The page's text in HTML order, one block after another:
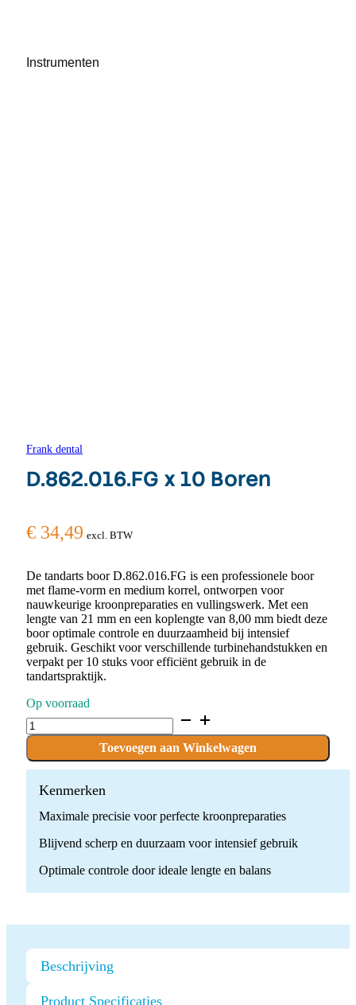
Instrumenten
Frank dental
D.862.016.FG x 10 Boren
€ 34,49 excl. BTW
De tandarts boor D.862.016.FG is een professionele boor
met flame-vorm en medium korrel, ontworpen voor
nauwkeurige kroonpreparaties en vullingswerk. Met een
lengte van 21 mm en een koplengte van 8,00 mm biedt deze
boor optimale controle en duurzaamheid bij intensief
gebruik. Geschikt voor verschillende turbinehandstukken en
verpakt per 10 stuks voor efficiënt gebruik in de
tandartspraktijk.
Op voorraad
D.862.016.FG
x
Boren
quantity
Toevoegen aan Winkelwagen
Kenmerken
Maximale precisie voor perfecte kroonpreparaties
Blijvend scherp en duurzaam voor intensief gebruik
Optimale controle door ideale lengte en balans
Beschrijving
Product Specificaties